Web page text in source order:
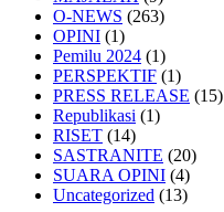
O-NEWS (263)
OPINI (1)
Pemilu 2024 (1)
PERSPEKTIF (1)
PRESS RELEASE (15)
Republikasi (1)
RISET (14)
SASTRANITE (20)
SUARA OPINI (4)
Uncategorized (13)